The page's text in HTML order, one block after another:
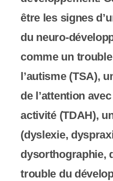
être les signes
du neuro-
comme un
l’autisme (TSA),
de l’attention
activité (TDAH),
(dyslexie,
dysorthographie,
trouble du